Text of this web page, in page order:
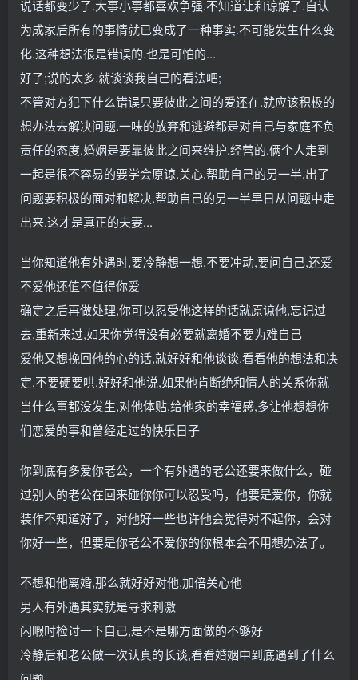
说话都变少了.大事小事都喜欢争强.不知道让和谅解了.自认
为成家后所有的事情就已变成了一种事实.不可能发生什么变
化.这种想法很是错误的.也是可怕的...
好了;说的太多.就谈谈我自己的看法吧;
不管对方犯下什么错误只要彼此之间的爱还在.就应该积极的
想办法去解决问题.一味的放弃和逃避都是对自己与家庭不负
责任的态度.婚姻是要靠彼此之间来维护.经营的.俩个人走到
一起是很不容易的要学会原谅.关心.帮助自己的另一半.出了
问题要积极的面对和解决.帮助自己的另一半早日从问题中走
出来.这才是真正的夫妻...
当你知道他有外遇时,要冷静想一想,不要冲动,要问自己,还爱
不爱他还值不值得你爱
确定之后再做处理,你可以忍受他这样的话就原谅他,忘记过
去,重新来过,如果你觉得没有必要就离婚不要为难自己
爱他又想挽回他的心的话,就好好和他谈谈,看看他的想法和决
定,不要硬要哄,好好和他说,如果他肯断绝和情人的关系你就
当什么事都没发生,对他体贴,给他家的幸福感,多让他想想你
们恋爱的事和曾经走过的快乐日子
你到底有多爱你老公，一个有外遇的老公还要来做什么，碰
过别人的老公在回来碰你你可以忍受吗，他要是爱你，你就
装作不知道好了，对他好一些也许他会觉得对不起你，会对
你好一些，但要是你老公不爱你的你根本会不用想办法了。
不想和他离婚,那么就好好对他,加倍关心他
男人有外遇其实就是寻求刺激
闲暇时检讨一下自己,是不是哪方面做的不够好
冷静后和老公做一次认真的长谈,看看婚姻中到底遇到了什么